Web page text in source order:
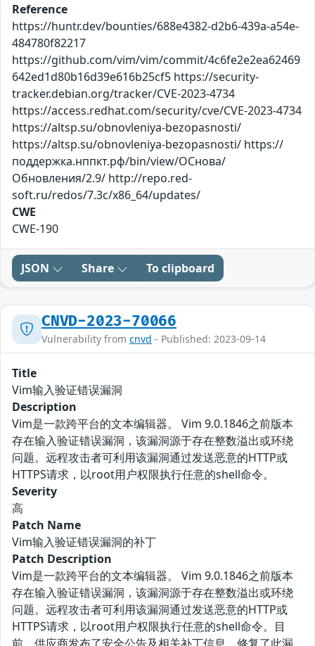
Reference
https://huntr.dev/bounties/688e4382-d2b6-439a-a54e-
484780f82217
https://github.com/vim/vim/commit/4c6fe2e2ea62469
642ed1d80b16d39e616b25cf5 https://security-
tracker.debian.org/tracker/CVE-2023-4734
https://access.redhat.com/security/cve/CVE-2023-4734
https://altsp.su/obnovleniya-bezopasnosti/
https://altsp.su/obnovleniya-bezopasnosti/ https://
поддержка.нппкт.рф/bin/view/ОСнова/
Обновления/2.9/ http://repo.red-
soft.ru/redos/7.3c/x86_64/updates/
CWE
CWE-190
JSON Share To clipboard
CNVD-2023-70066
Vulnerability from cnvd - Published: 2023-09-14
Title
Vim输入验证错误漏洞
Description
Vim是一款跨平台的文本编辑器。 Vim 9.0.1846之前版本
存在输入验证错误漏洞，该漏洞源于存在整数溢出或环绕
问题。远程攻击者可利用该漏洞通过发送恶意的HTTP或
HTTPS请求，以root用户权限执行任意的shell命令。
Severity
高
Patch Name
Vim输入验证错误漏洞的补丁
Patch Description
Vim是一款跨平台的文本编辑器。 Vim 9.0.1846之前版本
存在输入验证错误漏洞，该漏洞源于存在整数溢出或环绕
问题。远程攻击者可利用该漏洞通过发送恶意的HTTP或
HTTPS请求，以root用户权限执行任意的shell命令。目